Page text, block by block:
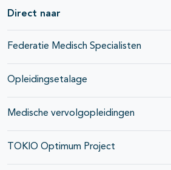
Direct naar
Federatie Medisch Specialisten
Opleidingsetalage
Medische vervolgopleidingen
TOKIO Optimum Project